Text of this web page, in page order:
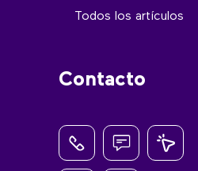
Todos los artículos
Contacto